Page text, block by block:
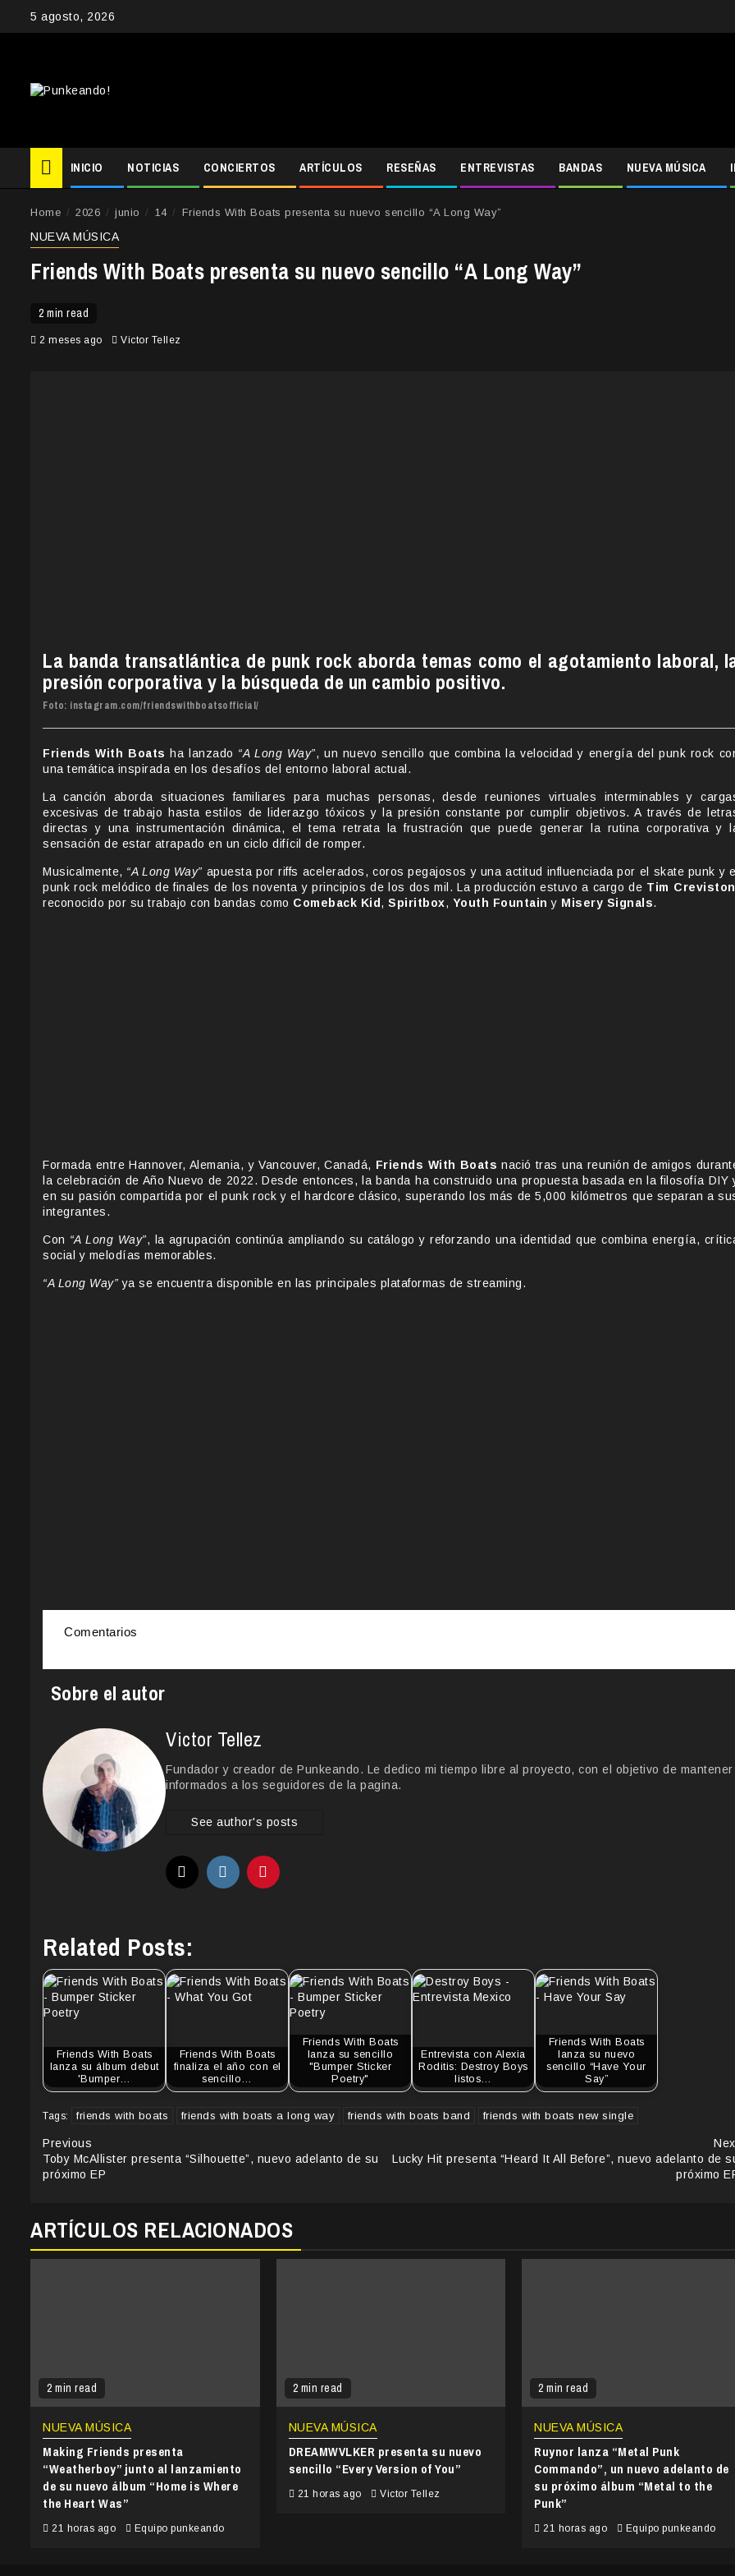
5 agosto, 2026
INICIO NOTICIAS CONCIERTOS ARTÍCULOS RESEÑAS ENTREVISTAS BANDAS NUEVA MÚSICA
Home 2026 junio 14 Friends With Boats presenta su nuevo sencillo “A Long Way”
NUEVA MÚSICA
Friends With Boats presenta su nuevo sencillo “A Long Way”
2 min read
2 meses ago Victor Tellez
La banda transatlántica de punk rock aborda temas como el agotamiento laboral,
presión corporativa y la búsqueda de un cambio positivo.
Foto: instagram.com/friendswithboatsofficial/
Friends With Boats ha lanzado “A Long Way”, un nuevo sencillo que combina la velocidad y energía del punk rock
una temática inspirada en los desafíos del entorno laboral actual.
La canción aborda situaciones familiares para muchas personas, desde reuniones virtuales interminables y
excesivas de trabajo hasta estilos de liderazgo tóxicos y la presión constante por cumplir objetivos. A través de
directas y una instrumentación dinámica, el tema retrata la frustración que puede generar la rutina corporativa y
sensación de estar atrapado en un ciclo difícil de romper.
Musicalmente, “A Long Way” apuesta por riffs acelerados, coros pegajosos y una actitud influenciada por el skate punk y el
punk rock melódico de finales de los noventa y principios de los dos mil. La producción estuvo a cargo de Tim Creviston
reconocido por su trabajo con bandas como Comeback Kid , Spiritbox, Youth Fountain y Misery Signals.
Formada entre Hannover, Alemania, y Vancouver, Canadá, Friends With Boats nació tras una reunión de amigos
la celebración de Año Nuevo de 2022. Desde entonces, la banda ha construido una propuesta basada en la filosofía DIY
en su pasión compartida por el punk rock y el hardcore clásico, superando los más de 5,000 kilómetros que separan a
integrantes.
Con “A Long Way”, la agrupación continúa ampliando su catálogo y reforzando una identidad que combina energía,
social y melodías memorables.
“A Long Way” ya se encuentra disponible en las principales plataformas de streaming.
Comentarios
Sobre el autor
Victor Tellez
Fundador y creador de Punkeando. Le dedico mi tiempo libre al proyecto, con el objetivo de mantener
informados a los seguidores de la pagina.
See author's posts
Related Posts:
Friends With Boats
lanza su álbum debut
'Bumper…
Friends With Boats
finaliza el año con el
sencillo…
Friends With Boats
lanza su sencillo
"Bumper Sticker
Poetry"
Entrevista con Alexia
Roditis: Destroy Boys
listos…
Friends With Boats
lanza su nuevo
sencillo “Have Your
Say”
Tags: friends with boats friends with boats a long way friends with boats band friends with boats new single
Continue
Reading
Previous
Toby McAllister presenta “Silhouette”, nuevo adelanto de su
próximo EP
Lucky Hit presenta “Heard It All Before”, nuevo adelanto de
próximo
ARTÍCULOS RELACIONADOS
2 min read
NUEVA MÚSICA
Making Friends presenta
“Weatherboy” junto al lanzamiento
de su nuevo álbum “Home is Where
the Heart Was”
21 horas ago Equipo punkeando
2 min read
NUEVA MÚSICA
DREAMWVLKER presenta su nuevo
sencillo “Every Version of You”
21 horas ago Victor Tellez
2 min read
NUEVA MÚSICA
Ruynor lanza “Metal Punk
Commando”, un nuevo adelanto de
su próximo álbum “Metal to the
Punk”
21 horas ago Equipo punkeando